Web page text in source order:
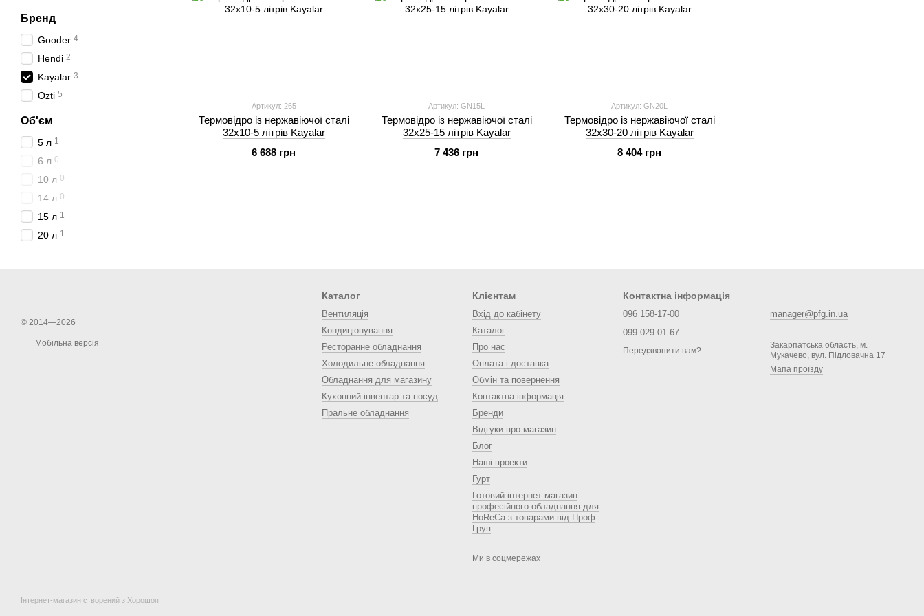
Артикул: 265
Термовідро із нержавіючої сталі
32х10-5 літрів Kayalar
6 688 грн
Артикул: GN15L
Термовідро із нержавіючої сталі
32х25-15 літрів Kayalar
7 436 грн
Артикул: GN20L
Термовідро із нержавіючої сталі
32х30-20 літрів Kayalar
8 404 грн
Бренд
Gooder 4
Hendi 2
Kayalar 3
Ozti 5
Об'єм
5 л 1
6 л 0
10 л 0
14 л 0
15 л 1
20 л 1
© 2014—2026
Мобільна версія
Інтернет-магазин створений з Хорошоп
Каталог
Вентиляція
Кондиціонування
Ресторанне обладнання
Холодильне обладнання
Обладнання для магазину
Кухонний інвентар та посуд
Пральне обладнання
Клієнтам
Вхід до кабінету
Каталог
Про нас
Оплата і доставка
Обмін та повернення
Контактна інформація
Бренди
Відгуки про магазин
Блог
Наші проекти
Гурт
Готовий інтернет-магазин
професійного обладнання для
HoReCa з товарами від Проф
Груп
Ми в соцмережах
Контактна інформація
096 158-17-00
099 029-01-67
Передзвонити вам?
manager@pfg.in.ua
Закарпатська область, м.
Мукачево, вул. Підловачна 17
Мапа проїзду